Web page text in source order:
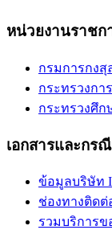
หน่วยงานราชก
กรมการกงสุ
กระทรวงกา
กระทรวงศึก
เอกสารและกรณี
ข้อมูลบริษัท
ช่องทางติดต่
รวมบริการข